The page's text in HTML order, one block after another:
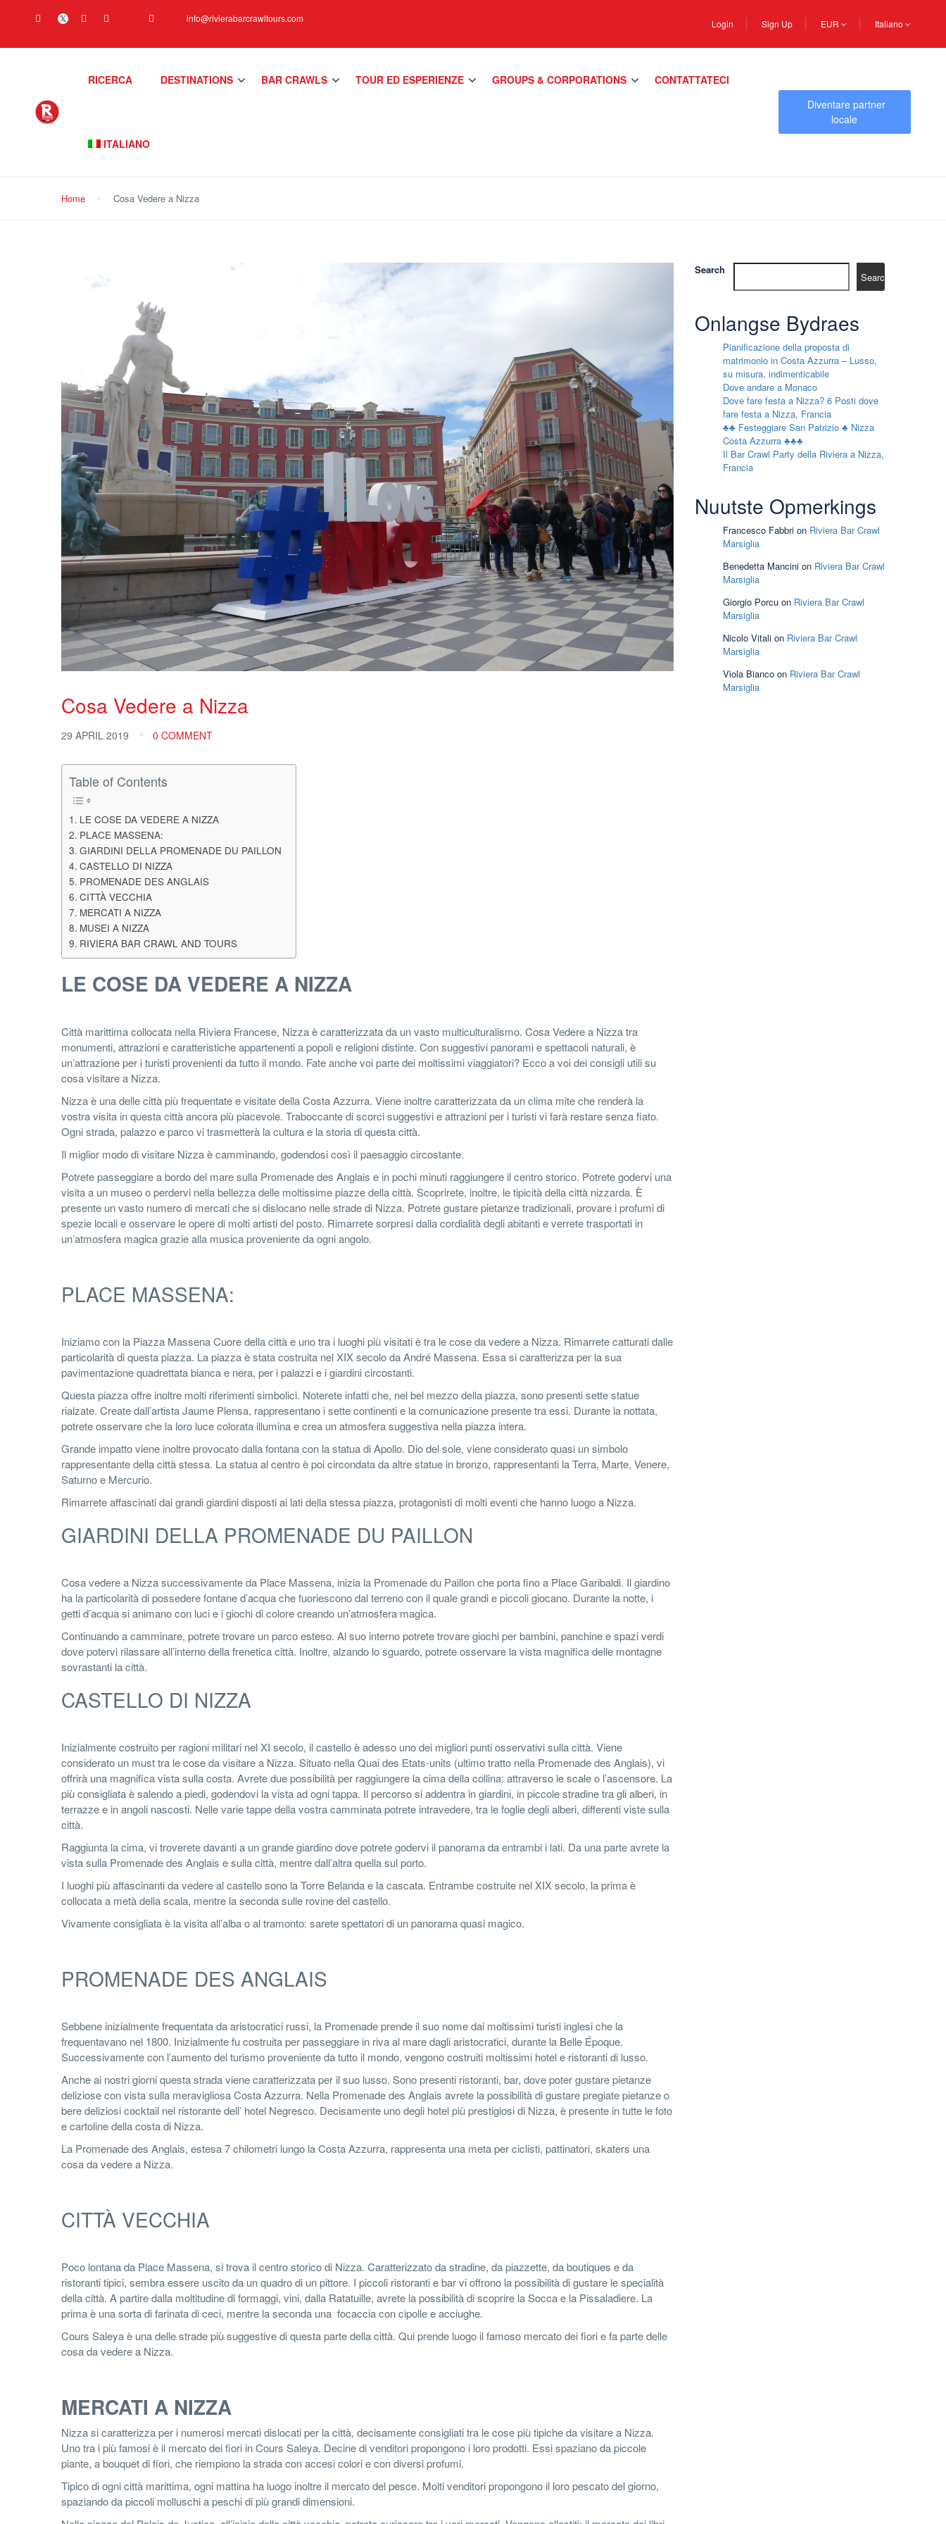
info@rivierabarcrawltours.com Login Sign Up EUR Italiano
RICERCA DESTINATIONS BAR CRAWLS TOUR ED ESPERIENZE GROUPS & CORPORATIONS CONTATTATECI
ITALIANO
Diventare partner
locale
Home Cosa Vedere a Nizza
Cosa Vedere a Nizza
29 APRIL 2019 0 COMMENT
Table of Contents
LE COSE DA VEDERE A NIZZA
PLACE MASSENA:
GIARDINI DELLA PROMENADE DU PAILLON
CASTELLO DI NIZZA
PROMENADE DES ANGLAIS
CITTÀ VECCHIA
MERCATI A NIZZA
MUSEI A NIZZA
RIVIERA BAR CRAWL AND TOURS
LE COSE DA VEDERE A NIZZA
Città marittima collocata nella Riviera Francese, Nizza è caratterizzata da un vasto multiculturalismo. Cosa Vedere a Nizza tra
monumenti, attrazioni e caratteristiche appartenenti a popoli e religioni distinte. Con suggestivi panorami e spettacoli naturali, è
un’attrazione per i turisti provenienti da tutto il mondo. Fate anche voi parte dei moltissimi viaggiatori? Ecco a voi dei consigli utili su
cosa visitare a Nizza.
Nizza è una delle città più frequentate e visitate della Costa Azzurra. Viene inoltre caratterizzata da un clima mite che renderà la
vostra visita in questa città ancora più piacevole. Traboccante di scorci suggestivi e attrazioni per i turisti vi farà restare senza fiato.
Ogni strada, palazzo e parco vi trasmetterà la cultura e la storia di questa città.
Il miglior modo di visitare Nizza è camminando, godendosi così il paesaggio circostante.
Potrete passeggiare a bordo del mare sulla Promenade des Anglais e in pochi minuti raggiungere il centro storico. Potrete godervi una
visita a un museo o perdervi nella bellezza delle moltissime piazze della città. Scoprirete, inoltre, le tipicità della città nizzarda. È
presente un vasto numero di mercati che si dislocano nelle strade di Nizza. Potrete gustare pietanze tradizionali, provare i profumi di
spezie locali e osservare le opere di molti artisti del posto. Rimarrete sorpresi dalla cordialità degli abitanti e verrete trasportati in
un’atmosfera magica grazie alla musica proveniente da ogni angolo.
PLACE MASSENA:
Iniziamo con la Piazza Massena Cuore della città e uno tra i luoghi più visitati è tra le cose da vedere a Nizza. Rimarrete catturati dalle
particolarità di questa piazza. La piazza è stata costruita nel XIX secolo da André Massena. Essa si caratterizza per la sua
pavimentazione quadrettata bianca e nera, per i palazzi e i giardini circostanti.
Questa piazza offre inoltre molti riferimenti simbolici. Noterete infatti che, nel bel mezzo della piazza, sono presenti sette statue
rialzate. Create dall’artista Jaume Plensa, rappresentano i sette continenti e la comunicazione presente tra essi. Durante la nottata,
potrete osservare che la loro luce colorata illumina e crea un atmosfera suggestiva nella piazza intera.
Grande impatto viene inoltre provocato dalla fontana con la statua di Apollo. Dio del sole, viene considerato quasi un simbolo
rappresentante della città stessa. La statua al centro è poi circondata da altre statue in bronzo, rappresentanti la Terra, Marte, Venere,
Saturno e Mercurio.
Rimarrete affascinati dai grandi giardini disposti ai lati della stessa piazza, protagonisti di molti eventi che hanno luogo a Nizza.
GIARDINI DELLA PROMENADE DU PAILLON
Cosa vedere a Nizza successivamente da Place Massena, inizia la Promenade du Paillon che porta fino a Place Garibaldi. Il giardino
ha la particolarità di possedere fontane d’acqua che fuoriescono dal terreno con il quale grandi e piccoli giocano. Durante la notte, i
getti d’acqua si animano con luci e i giochi di colore creando un’atmosfera magica.
Continuando a camminare, potrete trovare un parco esteso. Al suo interno potrete trovare giochi per bambini, panchine e spazi verdi
dove potervi rilassare all’interno della frenetica città. Inoltre, alzando lo sguardo, potrete osservare la vista magnifica delle montagne
sovrastanti la città.
CASTELLO DI NIZZA
Inizialmente costruito per ragioni militari nel XI secolo, il castello è adesso uno dei migliori punti osservativi sulla città. Viene
considerato un must tra le cose da visitare a Nizza. Situato nella Quai des Etats-units (ultimo tratto nella Promenade des Anglais), vi
offrirà una magnifica vista sulla costa. Avrete due possibilità per raggiungere la cima della collina: attraverso le scale o l’ascensore. La
più consigliata è salendo a piedi, godendovi la vista ad ogni tappa. Il percorso si addentra in giardini, in piccole stradine tra gli alberi, in
terrazze e in angoli nascosti. Nelle varie tappe della vostra camminata potrete intravedere, tra le foglie degli alberi, differenti viste sulla
città.
Raggiunta la cima, vi troverete davanti a un grande giardino dove potrete godervi il panorama da entrambi i lati. Da una parte avrete la
vista sulla Promenade des Anglais e sulla città, mentre dall’altra quella sul porto.
I luoghi più affascinanti da vedere al castello sono la Torre Belanda e la cascata. Entrambe costruite nel XIX secolo, la prima è
collocata a metà della scala, mentre la seconda sulle rovine del castello.
Vivamente consigliata è la visita all’alba o al tramonto: sarete spettatori di un panorama quasi magico.
PROMENADE DES ANGLAIS
Sebbene inizialmente frequentata da aristocratici russi, la Promenade prende il suo nome dai moltissimi turisti inglesi che la
frequentavano nel 1800. Inizialmente fu costruita per passeggiare in riva al mare dagli aristocratici, durante la Belle Époque.
Successivamente con l’aumento del turismo proveniente da tutto il mondo, vengono costruiti moltissimi hotel e ristoranti di lusso.
Anche ai nostri giorni questa strada viene caratterizzata per il suo lusso. Sono presenti ristoranti, bar, dove poter gustare pietanze
deliziose con vista sulla meravigliosa Costa Azzurra. Nella Promenade des Anglais avrete la possibilità di gustare pregiate pietanze o
bere deliziosi cocktail nel ristorante dell’ hotel Negresco. Decisamente uno degli hotel più prestigiosi di Nizza, è presente in tutte le foto
e cartoline della costa di Nizza.
La Promenade des Anglais, estesa 7 chilometri lungo la Costa Azzurra, rappresenta una meta per ciclisti, pattinatori, skaters una
cosa da vedere a Nizza.
CITTÀ VECCHIA
Poco lontana da Place Massena, si trova il centro storico di Nizza. Caratterizzato da stradine, da piazzette, da boutiques e da
ristoranti tipici, sembra essere uscito da un quadro di un pittore. I piccoli ristoranti e bar vi offrono la possibilità di gustare le specialità
della città. A partire dalla moltitudine di formaggi, vini, dalla Ratatuille, avrete la possibilità di scoprire la Socca e la Pissaladiere. La
prima è una sorta di farinata di ceci, mentre la seconda una focaccia con cipolle e acciughe.
Cours Saleya è una delle strade più suggestive di questa parte della città. Qui prende luogo il famoso mercato dei fiori e fa parte delle
cosa da vedere a Nizza.
MERCATI A NIZZA
Nizza si caratterizza per i numerosi mercati dislocati per la città, decisamente consigliati tra le cose più tipiche da visitare a Nizza.
Uno tra i più famosi è il mercato dei fiori in Cours Saleya. Decine di venditori propongono i loro prodotti. Essi spaziano da piccole
piante, a bouquet di fiori, che riempiono la strada con accesi colori e con diversi profumi.
Tipico di ogni città marittima, ogni mattina ha luogo inoltre il mercato del pesce. Molti venditori propongono il loro pescato del giorno,
spaziando da piccoli molluschi a peschi di più grandi dimensioni.
Search
Search
Onlangse Bydraes
Pianificazione della proposta di
matrimonio in Costa Azzurra – Lusso,
su misura, indimenticabile
Dove andare a Monaco
Dove fare festa a Nizza? 6 Posti dove
fare festa a Nizza, Francia
♣♣ Festeggiare San Patrizio ♣ Nizza
Costa Azzurra ♣♣♣
Il Bar Crawl Party della Riviera a Nizza,
Francia
Nuutste Opmerkings
Francesco Fabbri on Riviera Bar Crawl
Marsiglia
Benedetta Mancini on Riviera Bar Crawl
Marsiglia
Giorgio Porcu on Riviera Bar Crawl
Marsiglia
Nicolo Vitali on Riviera Bar Crawl
Marsiglia
Viola Bianco on Riviera Bar Crawl
Marsiglia